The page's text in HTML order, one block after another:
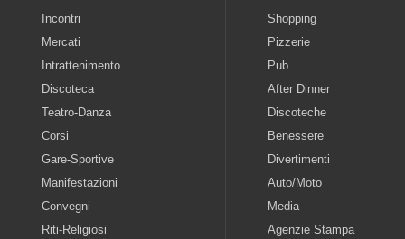
Incontri
Mercati
Intrattenimento
Discoteca
Teatro-Danza
Corsi
Gare-Sportive
Manifestazioni
Convegni
Riti-Religiosi
Shopping
Pizzerie
Pub
After Dinner
Discoteche
Benessere
Divertimenti
Auto/Moto
Media
Agenzie Stampa